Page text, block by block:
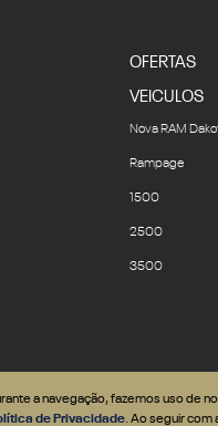
OFERTAS
VEICULOS
Nova RAM
Rampage
1500
2500
3500
a navegação, fazemos uso de
de Privacidade. Ao seguir com